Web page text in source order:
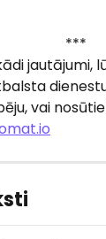
***
jautājumi,
vai